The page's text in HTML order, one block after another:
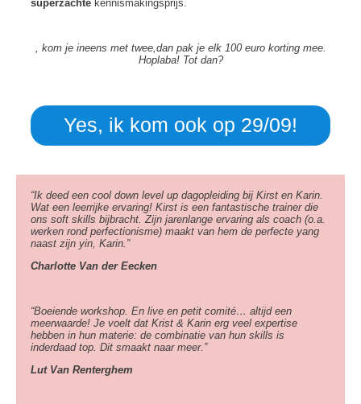
superzachte kennismakingsprijs.
, kom je ineens met twee,dan pak je elk 100 euro korting mee.
Hoplaba! Tot dan?
Yes, ik kom ook op 29/09!
“Ik deed een cool down level up dagopleiding bij Kirst en Karin.
Wat een leerrijke ervaring! Kirst is een fantastische trainer die
ons soft skills bijbracht. Zijn jarenlange ervaring als coach (o.a.
werken rond perfectionisme) maakt van hem de perfecte yang
naast zijn yin, Karin.”
Charlotte Van der Eecken
“Boeiende workshop. En live en petit comité… altijd een
meerwaarde! Je voelt dat Krist & Karin erg veel expertise
hebben in hun materie: de combinatie van hun skills is
inderdaad top. Dit smaakt naar meer.”
Lut Van Renterghem